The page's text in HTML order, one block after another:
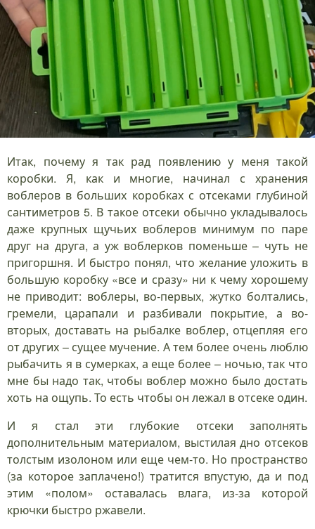
Итак, почему я так рад появлению у меня такой
коробки. Я, как и многие, начинал с хранения
воблеров в больших коробках с отсеками глубиной
сантиметров 5. В такое отсеки обычно укладывалось
даже крупных щучьих воблеров минимум по паре
друг на друга, а уж воблерков поменьше – чуть не
пригоршня. И быстро понял, что желание уложить в
большую коробку «все и сразу» ни к чему хорошему
не приводит: воблеры, во-первых, жутко болтались,
гремели, царапали и разбивали покрытие, а во-
вторых, доставать на рыбалке воблер, отцепляя его
от других – сущее мучение. А тем более очень люблю
рыбачить я в сумерках, а еще более – ночью, так что
мне бы надо так, чтобы воблер можно было достать
хоть на ощупь. То есть чтобы он лежал в отсеке один.
И я стал эти глубокие отсеки заполнять
дополнительным материалом, выстилая дно отсеков
толстым изолоном или еще чем-то. Но пространство
(за которое заплачено!) тратится впустую, да и под
этим «полом» оставалась влага, из-за которой
крючки быстро ржавели.